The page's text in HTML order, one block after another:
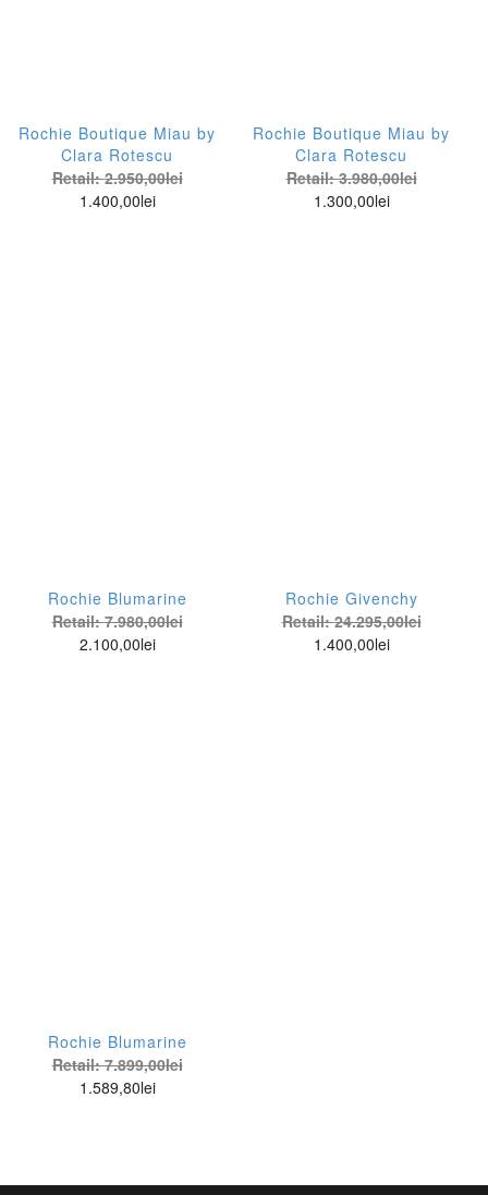
Rochie Boutique Miau by
Clara Rotescu
Retail:2.950,00lei
1.400,00lei
Rochie Boutique Miau by
Clara Rotescu
Retail:3.980,00lei
1.300,00lei
Rochie Blumarine
Retail:7.980,00lei
2.100,00lei
Rochie Givenchy
Retail:24.295,00lei
1.400,00lei
Rochie Blumarine
Retail:7.899,00lei
1.589,80lei